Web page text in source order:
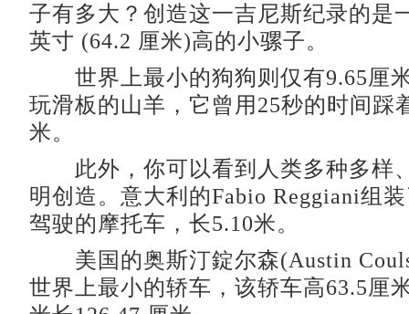
子有多大？创造这一吉尼斯纪录的是
英寸 (64.2 厘米)高的小骡子。
世界上最小的狗狗则仅有9.65厘
玩滑板的山羊，它曾用25秒的时间踩
米。
此外，你可以看到人类多种多样
明创造。意大利的Fabio Reggiani组
驾驶的摩托车，长5.10米。
美国的奥斯汀錠尔森(Austin
世界上最小的轿车，该轿车高63.5厘